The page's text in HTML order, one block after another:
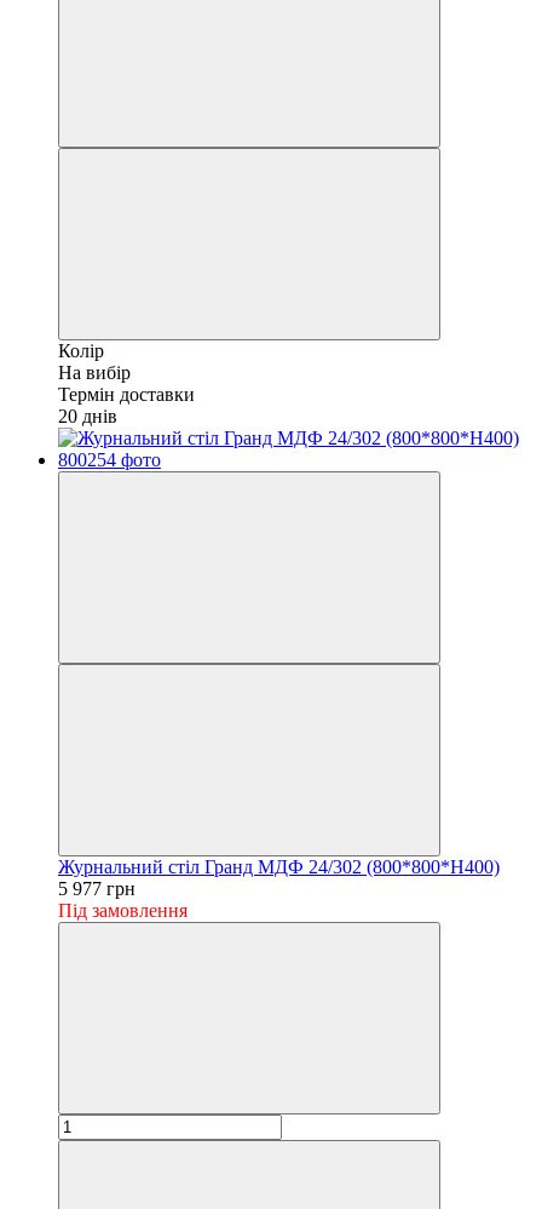
Колір
На вибір
Термін доставки
20 днів
Журнальний стіл Гранд МДФ 24/302 (800*800*H400)
5 977 грн
Під замовлення